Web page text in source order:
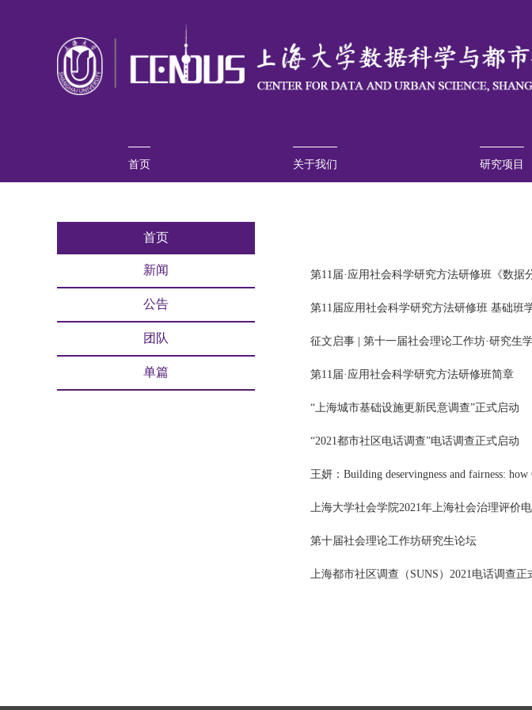
首页 关于我们 研究项目
首页
新闻
公告
团队
单篇
第11届·应用社会科学研究方法研修班《数据
第11届应用社会科学研究方法研修班 基础班
征文启事 | 第十一届社会理论工作坊·研究生
第11届·应用社会科学研究方法研修班简章
“上海城市基础设施更新民意调查”正式启动
“2021都市社区电话调查”电话调查正式启动
王妍：Building deservingness and fairness:
上海大学社会学院2021年上海社会治理评价
第十届社会理论工作坊研究生论坛
上海都市社区调查（SUNS）2021电话调查正